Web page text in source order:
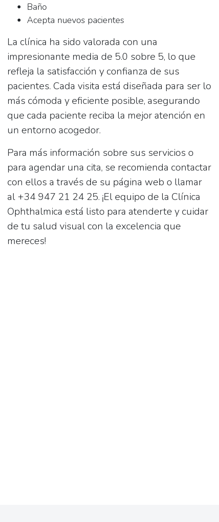
Baño
Acepta nuevos pacientes
La clínica ha sido valorada con una
impresionante media de 5.0 sobre 5, lo que
refleja la satisfacción y confianza de sus
pacientes. Cada visita está diseñada para ser lo
más cómoda y eficiente posible, asegurando
que cada paciente reciba la mejor atención en
un entorno acogedor.
Para más información sobre sus servicios o
para agendar una cita, se recomienda contactar
con ellos a través de su página web o llamar
al +34 947 21 24 25. ¡El equipo de la Clínica
Ophthalmica está listo para atenderte y cuidar
de tu salud visual con la excelencia que
mereces!